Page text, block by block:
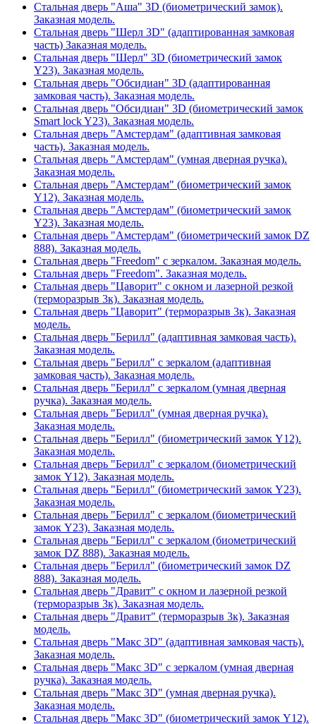
Стальная дверь "Аша" 3D (биометрический замок).
Заказная модель.
Стальная дверь "Шерл 3D" (адаптированная замковая
часть) Заказная модель.
Стальная дверь "Шерл" 3D (биометрический замок
Y23). Заказная модель.
Стальная дверь "Обсидиан" 3D (адаптированная
замковая часть). Заказная модель.
Стальная дверь "Обсидиан" 3D (биометрический замок
Smart lock Y23). Заказная модель.
Стальная дверь "Амстердам" (адаптивная замковая
часть). Заказная модель.
Стальная дверь "Амстердам" (умная дверная ручка).
Заказная модель.
Стальная дверь "Амстердам" (биометрический замок
Y12). Заказная модель.
Стальная дверь "Амстердам" (биометрический замок
Y23). Заказная модель.
Стальная дверь "Амстердам" (биометрический замок DZ
888). Заказная модель.
Стальная дверь "Freedom" с зеркалом. Заказная модель.
Стальная дверь "Freedom". Заказная модель.
Стальная дверь "Цаворит" с окном и лазерной резкой
(терморазрыв 3к). Заказная модель.
Стальная дверь "Цаворит" (терморазрыв 3к). Заказная
модель.
Стальная дверь "Берилл" (адаптивная замковая часть).
Заказная модель.
Стальная дверь "Берилл" с зеркалом (адаптивная
замковая часть). Заказная модель.
Стальная дверь "Берилл" с зеркалом (умная дверная
ручка). Заказная модель.
Стальная дверь "Берилл" (умная дверная ручка).
Заказная модель.
Стальная дверь "Берилл" (биометрический замок Y12).
Заказная модель.
Стальная дверь "Берилл" с зеркалом (биометрический
замок Y12). Заказная модель.
Стальная дверь "Берилл" (биометрический замок Y23).
Заказная модель.
Стальная дверь "Берилл" с зеркалом (биометрический
замок Y23). Заказная модель.
Стальная дверь "Берилл" с зеркалом (биометрический
замок DZ 888). Заказная модель.
Стальная дверь "Берилл" (биометрический замок DZ
888). Заказная модель.
Стальная дверь "Дравит" с окном и лазерной резкой
(терморазрыв 3к). Заказная модель.
Стальная дверь "Дравит" (терморазрыв 3к). Заказная
модель.
Стальная дверь "Макс 3D" (адаптивная замковая часть).
Заказная модель.
Стальная дверь "Макс 3D" с зеркалом (умная дверная
ручка). Заказная модель.
Стальная дверь "Макс 3D" (умная дверная ручка).
Заказная модель.
Стальная дверь "Макс 3D" (биометрический замок Y12).